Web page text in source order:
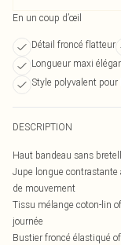
En un coup d’œil
Détail froncé flatteur
Longueur maxi
Style polyvalent pour
DESCRIPTION
Haut bandeau sans
Jupe longue
de mouvement
Tissu mélange coton-lin
journée
Bustier froncé élastiqué